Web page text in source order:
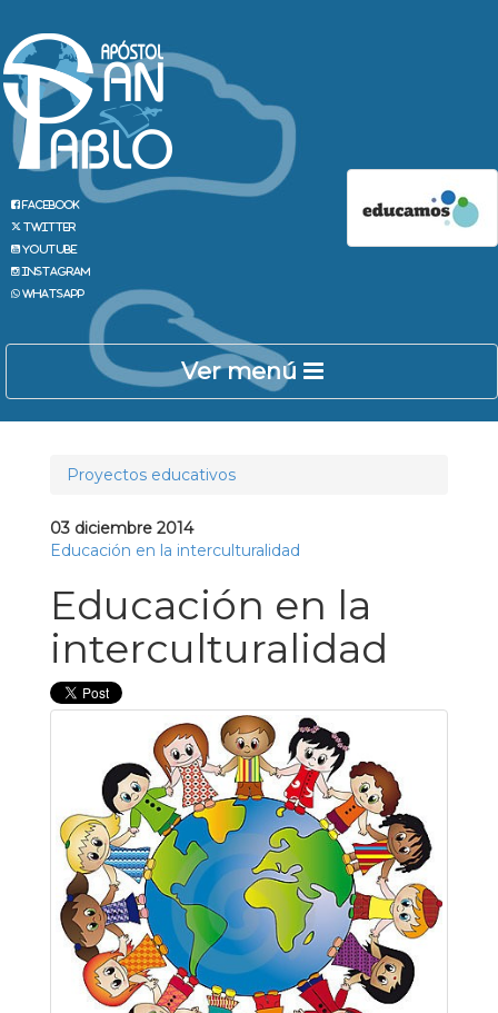
Facebook
Twitter
Youtube
Instagram
Whatsapp
Ver menú
Proyectos educativos
03 diciembre 2014
Educación en la interculturalidad
Educación en la
interculturalidad